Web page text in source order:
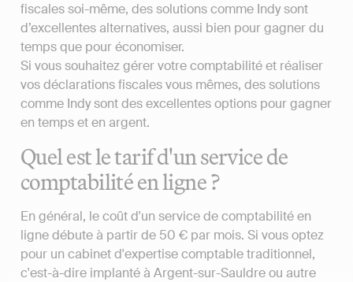
fiscales soi-même, des solutions comme Indy sont
d’excellentes alternatives, aussi bien pour gagner du
temps que pour économiser.
Si vous souhaitez gérer votre comptabilité et réaliser
vos déclarations fiscales vous mêmes, des solutions
comme Indy sont des excellentes options pour gagner
en temps et en argent.
Quel est le tarif d'un service de
comptabilité en ligne ?
En général, le coût d'un service de comptabilité en
ligne débute à partir de 50 € par mois. Si vous optez
pour un cabinet d'expertise comptable traditionnel,
c'est-à-dire implanté à Argent-sur-Sauldre ou autre